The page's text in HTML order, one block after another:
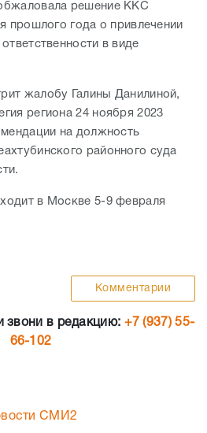
решение ККС
прошлого года о привлечении
в виде
жалобу Галины Данилиной,
региона 24 ноября 2023
на должность
районного суда
в Москве 5-9 февраля
Комментарии
звони в редакцию: +7 (937) 55-
66-102
СМИ2